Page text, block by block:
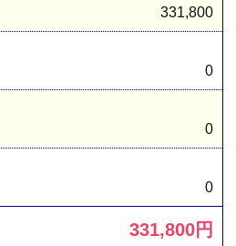
331,800
0
0
0
331,800円